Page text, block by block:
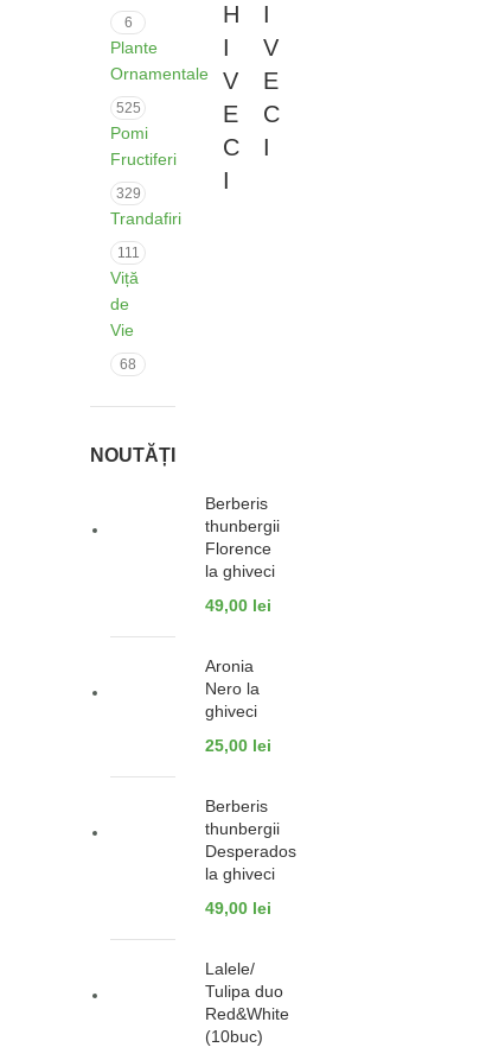
6
Plante
Ornamentale
525
Pomi
Fructiferi
329
Trandafiri
111
Viță
de
Vie
68
NOUTĂȚI
Berberis
thunbergii
Florence
la ghiveci
49,00 lei
Aronia
Nero la
ghiveci
25,00 lei
Berberis
thunbergii
Desperados
la ghiveci
49,00 lei
Lalele/
Tulipa duo
Red&White
(10buc)
H
I
V
E
C
I
I
V
E
C
I